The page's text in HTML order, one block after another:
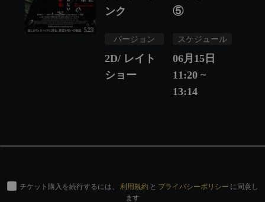
ンク
⑤
バージョン
2D/ レイト
ショー
スケジュール
06月15日
11:20 ~
13:14
チケット購入を続行するには、 利用規約 と プライバシーポリシー に同意し
ます